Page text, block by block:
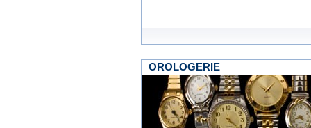
OROLOGERIE